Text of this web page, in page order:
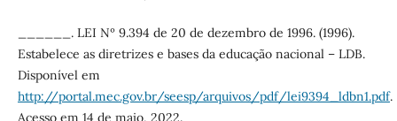
______. LEI Nº 9.394 de 20 de dezembro de 1996. (1996).
Estabelece as diretrizes e bases da educação nacional – LDB.
Disponível em
http://portal.mec.gov.br/seesp/arquivos/pdf/lei9394_ldbn1.pdf.
Acesso em 14 de maio, 2022.